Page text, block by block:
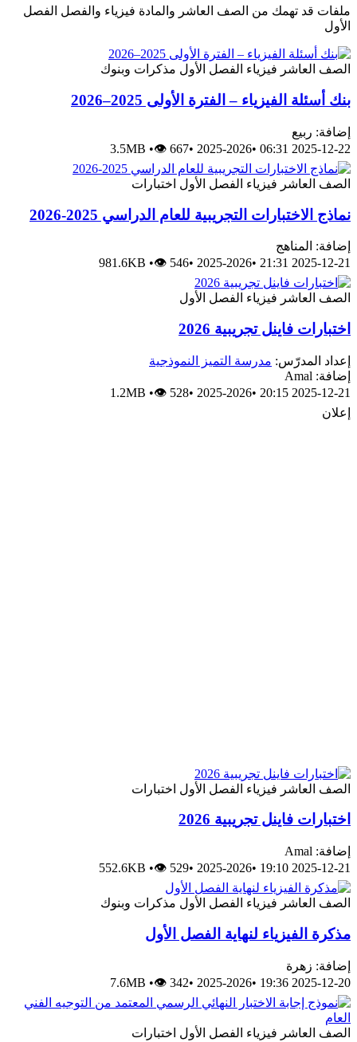
ملفات قد تهمك من الصف العاشر والمادة فيزياء والفصل الفصل
الأول
الصف العاشر فيزياء الفصل الأول مذكرات وبنوك
بنك أسئلة الفيزياء – الفترة الأولى 2025–2026
إضافة: ربيع
2025-12-22 06:31
•
2025-2026
•
3.5MB •👁 667
الصف العاشر فيزياء الفصل الأول اختبارات
نماذج الاختبارات التجريبية للعام الدراسي 2025-2026
إضافة: المناهج
2025-12-21 21:31
•
2025-2026
•
981.6KB •👁 546
الصف العاشر فيزياء الفصل الأول
اختبارات فاينل تجريبية 2026
إعداد المدرّس: مدرسة التميز النموذجية
إضافة: Amal
2025-12-21 20:15
•
2025-2026
•
1.2MB •👁 528
إعلان
الصف العاشر فيزياء الفصل الأول اختبارات
اختبارات فاينل تجريبية 2026
إضافة: Amal
2025-12-21 19:10
•
2025-2026
•
552.6KB •👁 529
الصف العاشر فيزياء الفصل الأول مذكرات وبنوك
مذكرة الفيزياء لنهاية الفصل الأول
إضافة: زهرة
2025-12-20 19:36
•
2025-2026
•
7.6MB •👁 342
الصف العاشر فيزياء الفصل الأول اختبارات